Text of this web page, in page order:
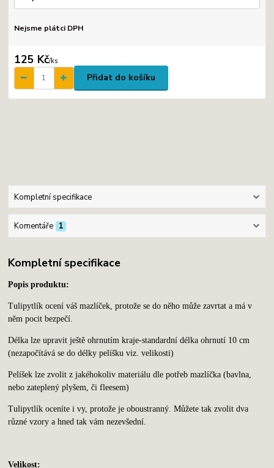
Nejsme plátci DPH
125 Kč/ks
Přidat do košíku
Kompletní specifikace
Komentáře 1
Kompletní specifikace
Popis produktu:
Tulipytlík ocení váš mazlíček, protože se do něho může zavrtat a má v
něm pocit bezpečí.
Délka lze upravit ještě ohrnutím kraje-standardní délka ohrnutí 10 cm
(nezapočítává se do délky pelíšku viz. velikosti)
Pelíšek lze zvolit z jakéhokoliv materiálu dle potřeb mazlíčka (bavlna,
nebo zateplený plyšem, či fleesem)
Tulipytlík oceníte i vy, protože je oboustranný. Můžete tak zvolit dva
různé vzory a hned tak vám nezevšední.
Velikost: